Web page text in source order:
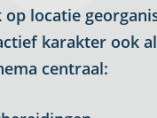
locatie
karakter ook
centraal: